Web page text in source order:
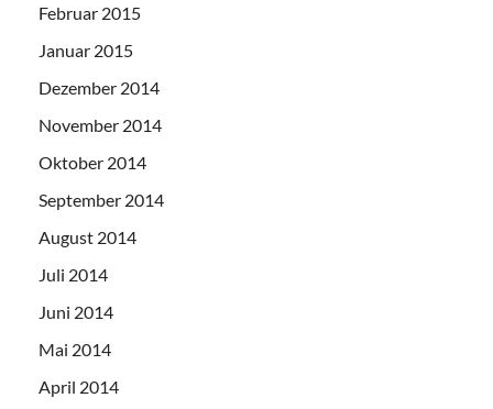
Februar 2015
Januar 2015
Dezember 2014
November 2014
Oktober 2014
September 2014
August 2014
Juli 2014
Juni 2014
Mai 2014
April 2014